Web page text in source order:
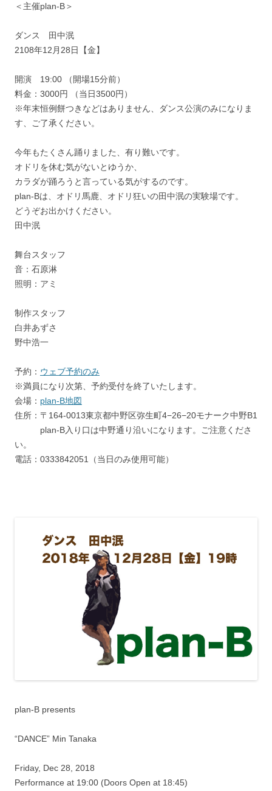
＜主催plan-B＞
ダンス 田中泯
2108年12月28日【金】
開演 19:00 （開場15分前）
料金：3000円 （当日3500円）
※年末恒例餅つきなどはありません、ダンス公演のみになりま
す、ご了承ください。
今年もたくさん踊りました、有り難いです。
オドリを休む気がないとゆうか、
カラダが踊ろうと言っている気がするのです。
plan-Bは、オドリ馬鹿、オドリ狂いの田中泯の実験場です。
どうぞお出かけください。
田中泯
舞台スタッフ
音：石原淋
照明：アミ
制作スタッフ
白井あずさ
野中浩一
予約： ウェブ予約のみ
※満員になり次第、予約受付を終了いたします。
会場： plan-B地図
住所：〒164-0013東京都中野区弥生町4−26−20モナーク中野B1
plan-B入り口は中野通り沿いになります。ご注意くださ
い。
電話：0333842051（当日のみ使用可能）
plan-B presents
“DANCE” Min Tanaka
Friday, Dec 28, 2018
Performance at 19:00 (Doors Open at 18:45)